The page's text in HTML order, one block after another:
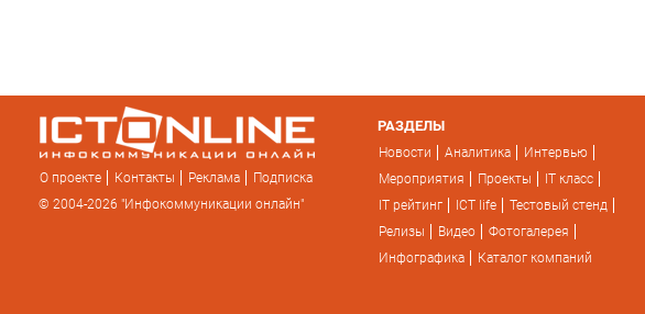
О проекте Контакты Реклама
Подписка
© 2004-2026 "Инфокоммуникации онлайн"
РАЗДЕЛЫ
Новости Аналитика
Интервью
Мероприятия
Проекты
IT класс
IT рейтинг
ICT life
Тестовый стенд
Релизы
Видео
Фотогалерея
Инфографика
Каталог компаний